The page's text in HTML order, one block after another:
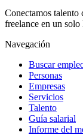
Conectamos
freelance en un solo
Navegación
Buscar
Personas
Empresas
Servicios
Talento
Guía salarial
Informe del